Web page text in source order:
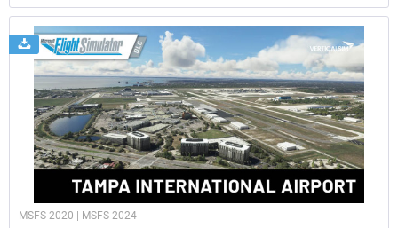
MSFS 2020 | MSFS 2024